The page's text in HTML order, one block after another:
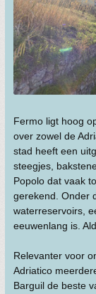
Fermo ligt hoog
over zowel de
stad heeft een
steegjes,
Popolo dat vaak
gerekend. Onder
waterreservoirs,
eeuwenlang is.
Relevanter voor
Adriatico
Barguil de beste